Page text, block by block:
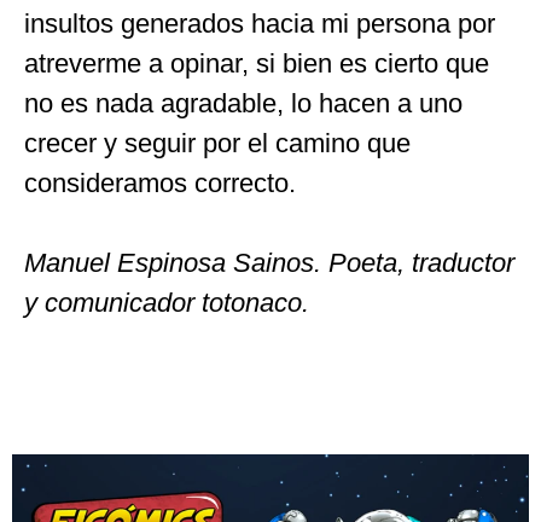
insultos generados hacia mi persona por
atreverme a opinar, si bien es cierto que
no es nada agradable, lo hacen a uno
crecer y seguir por el camino que
consideramos correcto.
Manuel Espinosa Sainos. Poeta, traductor
y comunicador totonaco.